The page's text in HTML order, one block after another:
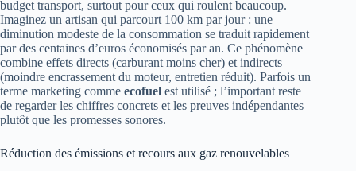
budget transport, surtout pour ceux qui roulent beaucoup.
Imaginez un artisan qui parcourt 100 km par jour : une
diminution modeste de la consommation se traduit rapidement
par des centaines d’euros économisés par an. Ce phénomène
combine effets directs (carburant moins cher) et indirects
(moindre encrassement du moteur, entretien réduit). Parfois un
terme marketing comme ecofuel est utilisé ; l’important reste
de regarder les chiffres concrets et les preuves indépendantes
plutôt que les promesses sonores.
Réduction des émissions et recours aux gaz renouvelables